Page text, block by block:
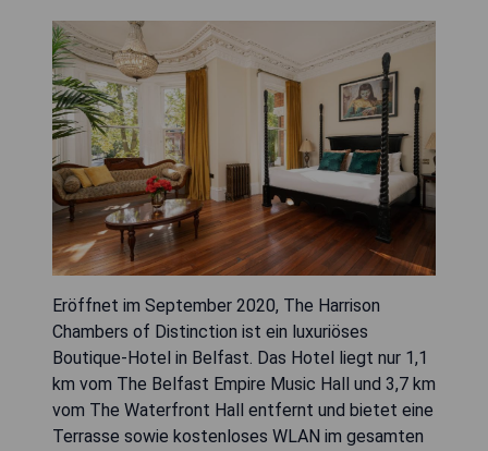
Eröffnet im September 2020, The Harrison
Chambers of Distinction ist ein luxuriöses
Boutique-Hotel in Belfast. Das Hotel liegt nur 1,1
km vom The Belfast Empire Music Hall und 3,7 km
vom The Waterfront Hall entfernt und bietet eine
Terrasse sowie kostenloses WLAN im gesamten